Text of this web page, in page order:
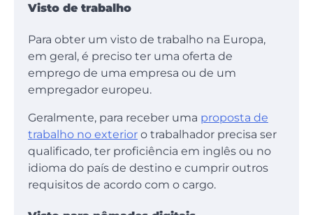
Visto de trabalho
Para obter um visto de trabalho na Europa,
em geral, é preciso ter uma oferta de
emprego de uma empresa ou de um
empregador europeu.
Geralmente, para receber uma proposta de
trabalho no exterior o trabalhador precisa ser
qualificado, ter proficiência em inglês ou no
idioma do país de destino e cumprir outros
requisitos de acordo com o cargo.